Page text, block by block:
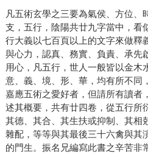
凡五術玄學之三要為氣侯、方位、
支，五行，陰陽共廿九字當中，看
行大義以七百頁以上的文字來做釋
與心力，認真、務實、負責、承先
用心，凡五行，世人一般皆以金木
意、義、境、形、華，均有所不同
嘉應五術之愛好者，但請所有讀者
述其概要，共有廿四卷，從五行所
其德、其合、其生扶或抑制、其相
雜配，等等與其最後三十六禽與其
的門生。振名兄編寫此書之辛苦非